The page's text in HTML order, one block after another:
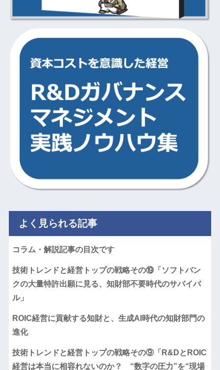
よく見られる記事
コラム・解説記事の目次です
技術トレンドと経営トップの戦略その⑲「ソフトバン
クの大量特許出願に見る、知財部不要時代のサバイバ
ル」
ROIC経営に貢献する知財と、生成AI時代の知財部門の
進化
技術トレンドと経営トップの戦略その⑨「R&DとROIC
経営は本当に相容れないのか？ “数字の圧力”を“現場